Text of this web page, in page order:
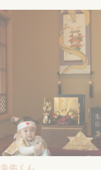
朱佑くん